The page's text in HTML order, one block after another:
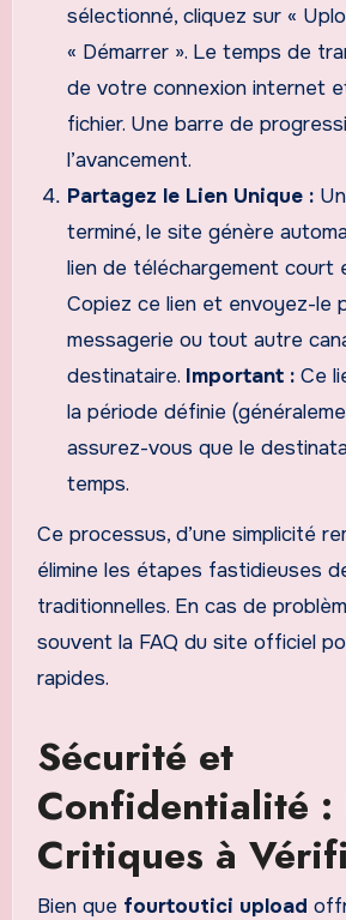
sélectionné, cliquez sur «
« Démarrer ». Le temps de
de votre connexion internet
fichier. Une barre de
l’avancement.
Partagez le Lien Unique :
terminé, le site génère
lien de téléchargement court
Copiez ce lien et envoyez-le
messagerie ou tout autre
destinataire. Important : Ce
la période définie
assurez-vous que le
temps.
Ce processus, d’une simplicité
élimine les étapes fastidieuses
traditionnelles. En cas de
souvent la FAQ du site officiel
rapides.
Sécurité et
Confidentialité :
Critiques à
Bien que fourtoutici upload